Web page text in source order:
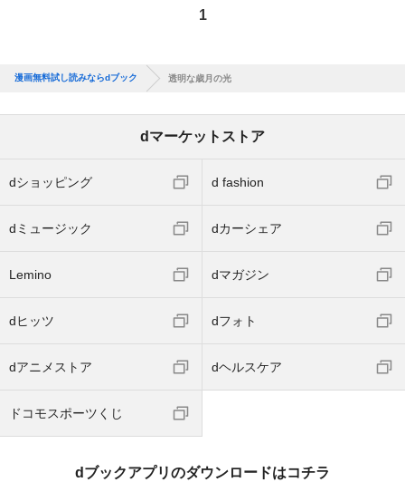
1
漫画無料試し読みならdブック 透明な歳月の光
dマーケットストア
dショッピング d fashion
dミュージック dカーシェア
Lemino dマガジン
dヒッツ dフォト
dアニメストア dヘルスケア
ドコモスポーツくじ
dブックアプリのダウンロードはコチラ